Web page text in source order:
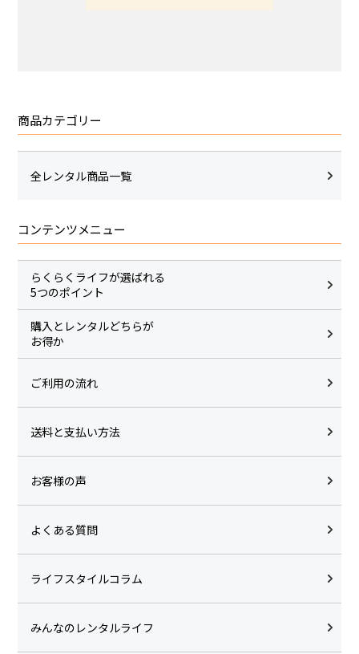
商品カテゴリー
全レンタル商品一覧
コンテンツメニュー
らくらくライフが選ばれる
5つのポイント
購入とレンタルどちらが
お得か
ご利用の流れ
送料と支払い方法
お客様の声
よくある質問
ライフスタイルコラム
みんなのレンタルライフ